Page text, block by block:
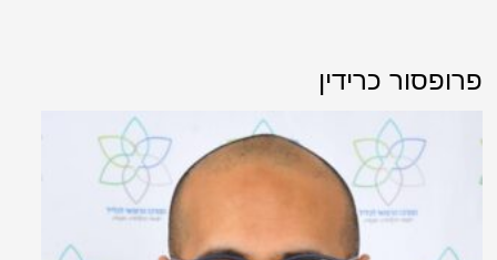
פרופסור כרידין